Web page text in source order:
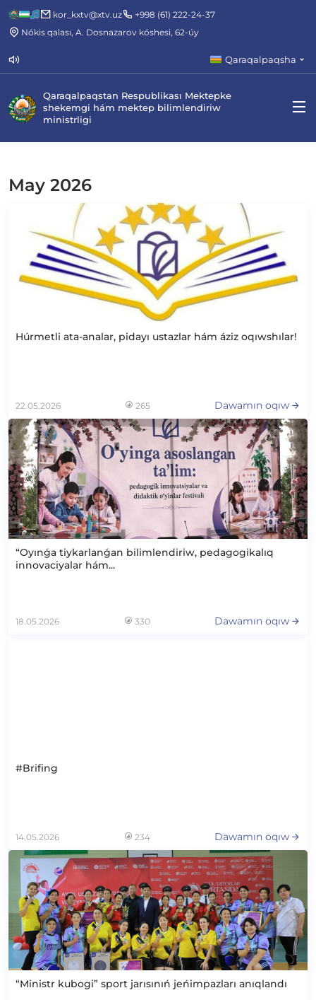
kor_kxtv@xtv.uz
+998 (61) 222-24-37
Nókis qalası, A. Dosnazarov kóshesi, 62-úy
Qaraqalpaqsha
Qaraqalpaqstan Respublikası Mektepke
shekemgi hám mektep bilimlendiriw
ministrligi
May 2026
Húrmetli ata-analar, pidayı ustazlar hám áziz oqıwshılar!
22.05.2026 265 Dawamın oqıw
“Oyınǵa tiykarlanǵan bilimlendiriw, pedagogikalıq
innovaciyalar hám...
18.05.2026 330 Dawamın oqıw
#Brifing
14.05.2026 234 Dawamın oqıw
“Ministr kubogi” sport jarısınıń jeńimpazları anıqlandı